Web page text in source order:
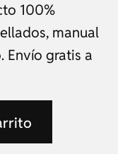
100%
manual
Envío gratis a